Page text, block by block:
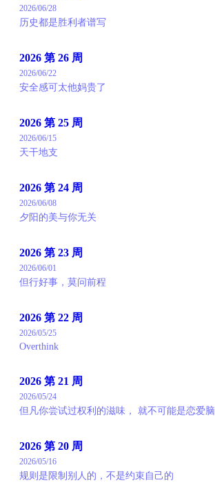
2026/06/28
历史都是胜利者谱写
2026 第 26 周
2026/06/22
安全感可太他妈贵了
2026 第 25 周
2026/06/15
天干地支
2026 第 24 周
2026/06/08
夕阳的美与你无关
2026 第 23 周
2026/06/01
但行好事，莫问前程
2026 第 22 周
2026/05/25
Overthink
2026 第 21 周
2026/05/24
但凡你尝试过权利的滋味， 就不可能是恋爱脑
2026 第 20 周
2026/05/16
规则是限制别人的，不是约束自己的